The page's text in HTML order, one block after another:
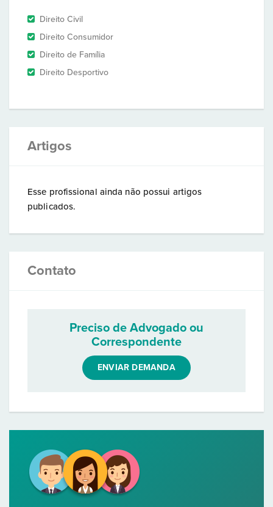
Direito Civil
Direito Consumidor
Direito de Família
Direito Desportivo
Artigos
Esse profissional ainda não possui artigos
publicados.
Contato
Preciso de Advogado ou
Correspondente
ENVIAR DEMANDA